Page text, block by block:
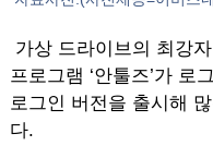
가상 드라이브의 최강
프로그램 ‘안툴즈’가 로
로그인 버전을 출시해
다.